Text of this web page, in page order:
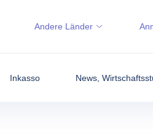
Inkasso News,
Andere Länder